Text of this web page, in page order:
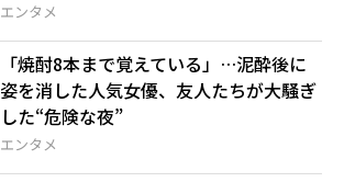
エンタメ
エンタメ
「焼酎8本まで覚えている」…泥酔後に
姿を消した人気女優、友人たちが大騒ぎ
した“危険な夜”